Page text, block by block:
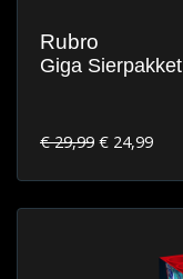
Rubro
Giga Sierpakket
€ 29,99 € 24,99